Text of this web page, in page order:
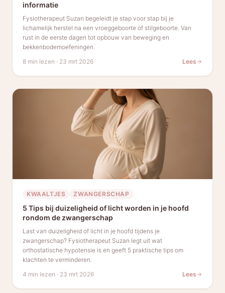
informatie
Fysiotherapeut Suzan begeleidt je stap voor stap bij je
lichamelijk herstel na een vroeggeboorte of stilgeboorte. Van
rust in de eerste dagen tot opbouw van beweging en
bekkenbodemoefeningen.
8 min lezen · 23 mrt 2026 Lees
KWAALTJES ZWANGERSCHAP
5 Tips bij duizeligheid of licht worden in je hoofd
rondom de zwangerschap
Last van duizeligheid of licht in je hoofd tijdens je
zwangerschap? Fysiotherapeut Suzan legt uit wat
orthostatische hypotensie is en geeft 5 praktische tips om
klachten te verminderen.
4 min lezen · 23 mrt 2026 Lees